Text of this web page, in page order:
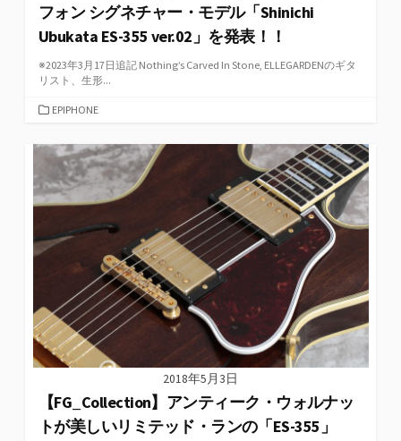
フォン シグネチャー・モデル「Shinichi
Ubukata ES-355 ver.02」を発表！！
※2023年3月17日追記 Nothing’s Carved In Stone, ELLEGARDENのギタ
リスト、生形...
カ
ゴ
リ
EPIPHONE
2018年5月3日
【FG_Collection】アンティーク・ウォルナッ
トが美しいリミテッド・ランの「ES-355」